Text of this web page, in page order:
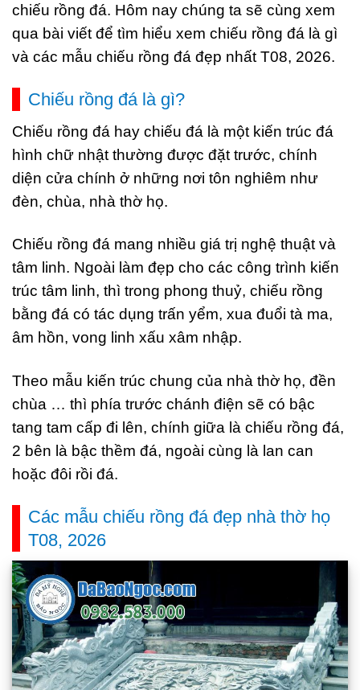
chiếu rồng đá. Hôm nay chúng ta sẽ cùng xem
qua bài viết để tìm hiểu xem chiếu rồng đá là gì
và các mẫu chiếu rồng đá đẹp nhất T08, 2026.
Chiếu rồng đá là gì?
Chiếu rồng đá hay chiếu đá là một kiến trúc đá
hình chữ nhật thường được đặt trước, chính
diện cửa chính ở những nơi tôn nghiêm như
đèn, chùa, nhà thờ họ.
Chiếu rồng đá mang nhiều giá trị nghệ thuật và
tâm linh. Ngoài làm đẹp cho các công trình kiến
trúc tâm linh, thì trong phong thuỷ, chiếu rồng
bằng đá có tác dụng trấn yểm, xua đuổi tà ma,
âm hồn, vong linh xấu xâm nhập.
Theo mẫu kiến trúc chung của nhà thờ họ, đền
chùa … thì phía trước chánh điện sẽ có bậc
tang tam cấp đi lên, chính giữa là chiếu rồng đá,
2 bên là bậc thềm đá, ngoài cùng là lan can
hoặc đôi rồi đá.
Các mẫu chiếu rồng đá đẹp nhà thờ họ
T08, 2026